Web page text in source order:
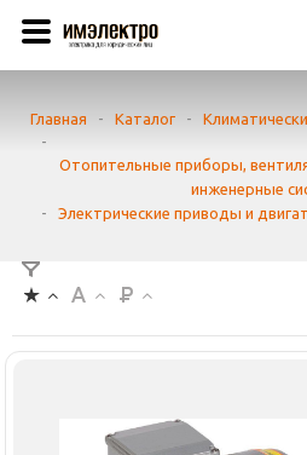
Главная - Каталог -
-
Отопительные приборы,
инженерные
-
Электрические приводы и